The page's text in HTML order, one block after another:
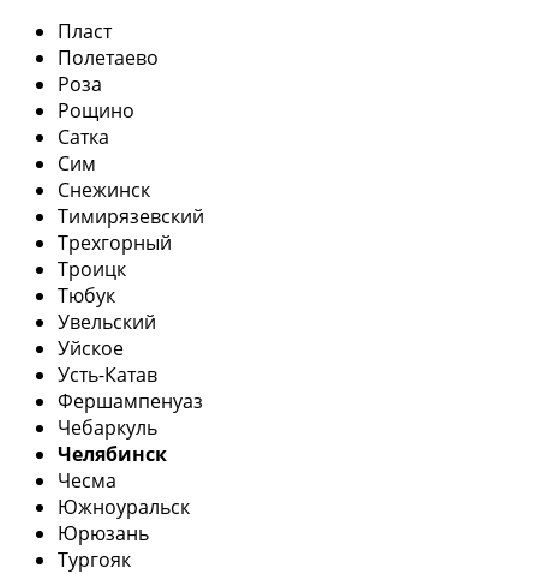
Пласт
Полетаево
Роза
Рощино
Сатка
Сим
Снежинск
Тимирязевский
Трехгорный
Троицк
Тюбук
Увельский
Уйское
Усть-Катав
Фершампенуаз
Чебаркуль
Челябинск
Чесма
Южноуральск
Юрюзань
Тургояк